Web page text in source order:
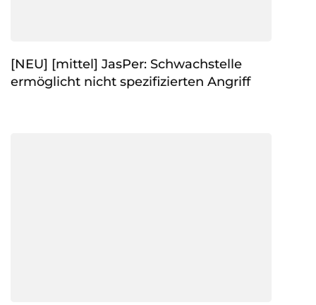
[NEU] [mittel] JasPer: Schwachstelle
ermöglicht nicht spezifizierten Angriff